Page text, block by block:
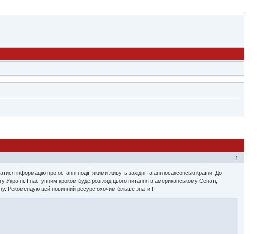
1
інформацію про останні події, якими живуть західні та англосаксонські країни. До
І наступним кроком буде розгляд цього питання в американському Сенаті,
Рекомендую цей новинний ресурс охочим більше знати!!!